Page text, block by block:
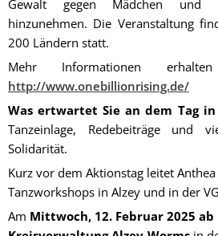
Gewalt gegen Mädchen und
hinzunehmen. Die Veranstaltung
200 Ländern statt.
Mehr Informationen
http://www.onebillionrising.de/
Was ertwartet Sie an dem Tag in
Tanzeinlage, Redebeiträge und
Solidarität.
Kurz vor dem Aktionstag leitet
Tanzworkshops in Alzey und in der
Am Mittwoch, 12. Februar 2025